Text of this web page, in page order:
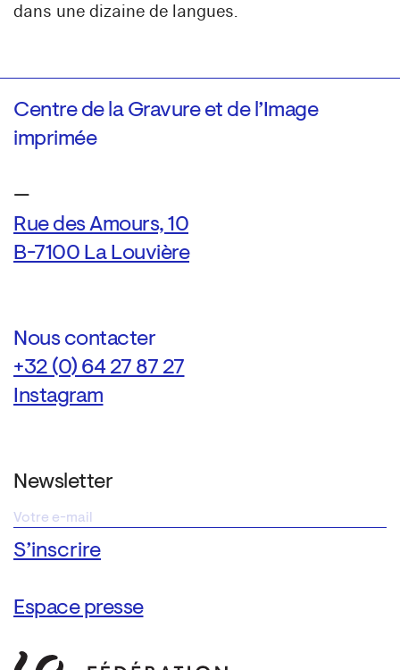
dans une dizaine de langues.
Centre de la Gravure et de l’Image
imprimée
—
Rue des Amours, 10
B-7100 La Louvière
Nous contacter
+32 (0) 64 27 87 27
Instagram
Newsletter
Espace presse